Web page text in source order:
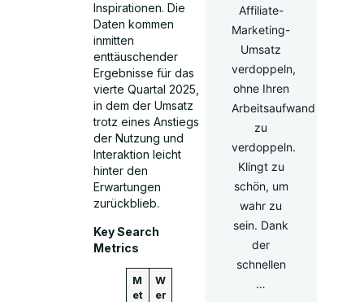
Inspirationen. Die
Daten kommen
inmitten
enttäuschender
Ergebnisse für das
vierte Quartal 2025,
in dem der Umsatz
trotz eines Anstiegs
der Nutzung und
Interaktion leicht
hinter den
Erwartungen
zurückblieb.
Key Search
Metrics
M
et
W
er
Affiliate-
Marketing-
Umsatz
verdoppeln,
ohne Ihren
Arbeitsaufwand
zu
verdoppeln.
Klingt zu
schön, um
wahr zu
sein. Dank
der
schnellen
…